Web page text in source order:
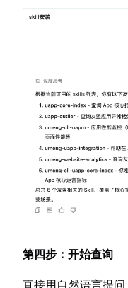
第四步：开始查询
直接用自然语言提